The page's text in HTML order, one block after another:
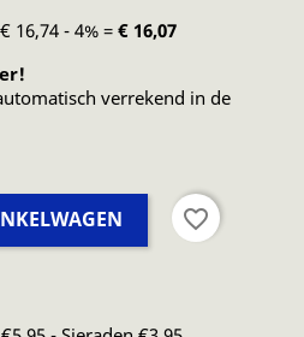
16,74 - 4% = € 16,07
verrekend in de
favorite_border